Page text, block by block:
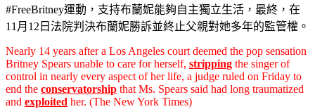
#FreeBritney運動，支持布蘭妮能夠自主獨立生活，最終，在
11月12日法院判決布蘭妮勝訴並終止父親對她多年的監管權。
Nearly 14 years after a Los Angeles court deemed the pop sensation
Britney Spears unable to care for herself, stripping the singer of
control in nearly every aspect of her life, a judge ruled on Friday to
end the conservatorship that Ms. Spears said had long traumatized
and exploited her. (The New York Times)